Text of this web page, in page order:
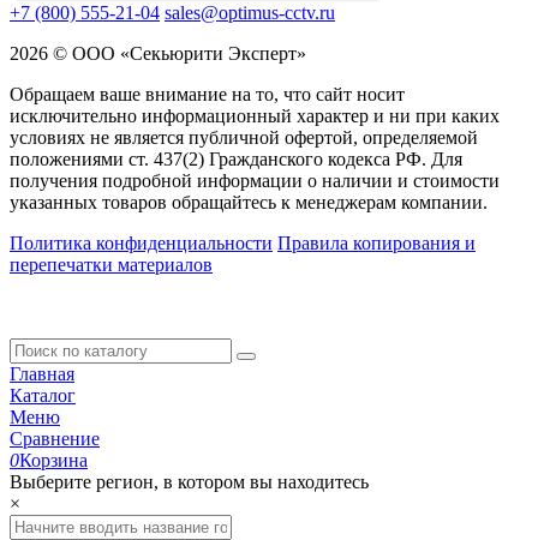
+7 (800) 555-21-04 sales@optimus-cctv.ru
2026 © ООО «Секьюрити Эксперт»
Обращаем ваше внимание на то, что сайт носит
исключительно информационный характер и ни при каких
условиях не является публичной офертой, определяемой
положениями ст. 437(2) Гражданского кодекса РФ. Для
получения подробной информации о наличии и стоимости
указанных товаров обращайтесь к менеджерам компании.
Политика конфиденциальности Правила копирования и
перепечатки материалов
Главная
Каталог
Меню
Сравнение
0Корзина
Выберите регион, в котором вы находитесь
×